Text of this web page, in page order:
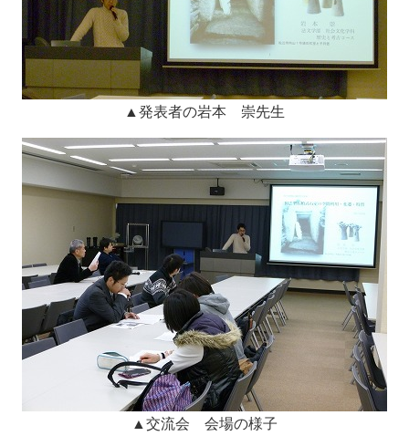
▲発表者の岩本 崇先生
▲交流会 会場の様子